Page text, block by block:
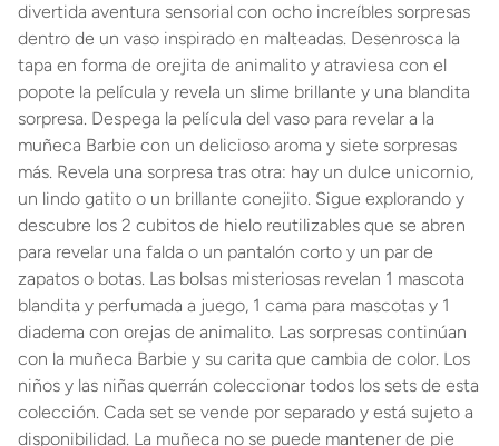
divertida aventura sensorial con ocho increíbles sorpresas
dentro de un vaso inspirado en malteadas. Desenrosca la
tapa en forma de orejita de animalito y atraviesa con el
popote la película y revela un slime brillante y una blandita
sorpresa. Despega la película del vaso para revelar a la
muñeca Barbie con un delicioso aroma y siete sorpresas
más. Revela una sorpresa tras otra: hay un dulce unicornio,
un lindo gatito o un brillante conejito. Sigue explorando y
descubre los 2 cubitos de hielo reutilizables que se abren
para revelar una falda o un pantalón corto y un par de
zapatos o botas. Las bolsas misteriosas revelan 1 mascota
blandita y perfumada a juego, 1 cama para mascotas y 1
diadema con orejas de animalito. Las sorpresas continúan
con la muñeca Barbie y su carita que cambia de color. Los
niños y las niñas querrán coleccionar todos los sets de esta
colección. Cada set se vende por separado y está sujeto a
disponibilidad. La muñeca no se puede mantener de pie